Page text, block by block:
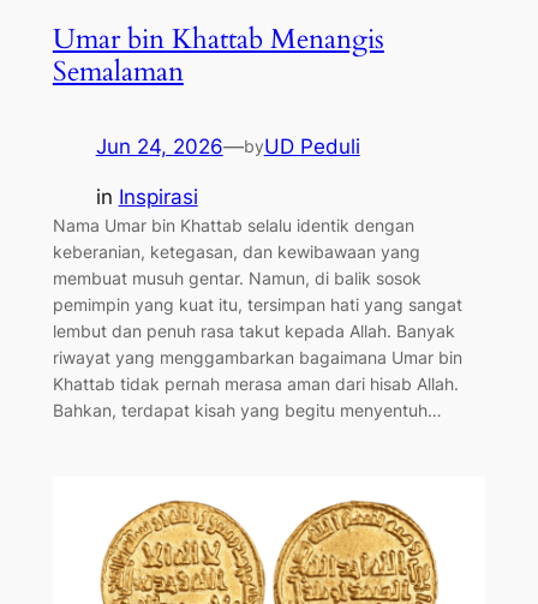
Umar bin Khattab Menangis
Semalaman
Jun 24, 2026—byUD Peduli
in Inspirasi
Nama Umar bin Khattab selalu identik dengan
keberanian, ketegasan, dan kewibawaan yang
membuat musuh gentar. Namun, di balik sosok
pemimpin yang kuat itu, tersimpan hati yang sangat
lembut dan penuh rasa takut kepada Allah. Banyak
riwayat yang menggambarkan bagaimana Umar bin
Khattab tidak pernah merasa aman dari hisab Allah.
Bahkan, terdapat kisah yang begitu menyentuh…